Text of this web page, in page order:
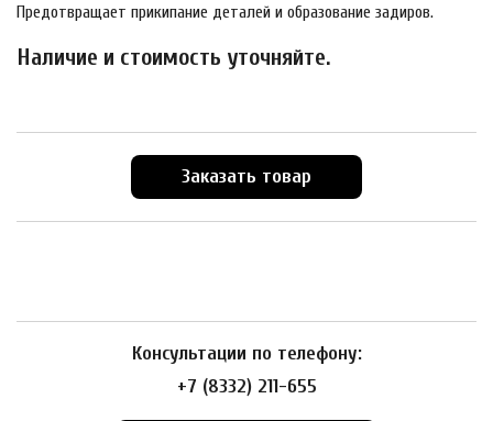
Предотвращает прикипание деталей и образование задиров.
Наличие и стоимость уточняйте.
Заказать товар
Консультации по телефону:
+7 (8332) 211-655